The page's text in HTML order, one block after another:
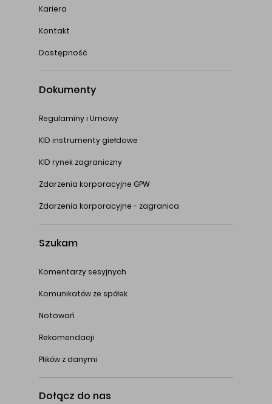
Kariera
Kontakt
Dostępność
Dokumenty
Regulaminy i Umowy
KID instrumenty giełdowe
KID rynek zagraniczny
Zdarzenia korporacyjne GPW
Zdarzenia korporacyjne - zagranica
Szukam
Komentarzy sesyjnych
Komunikatów ze spółek
Notowań
Rekomendacji
Plików z danymi
Dołącz do nas